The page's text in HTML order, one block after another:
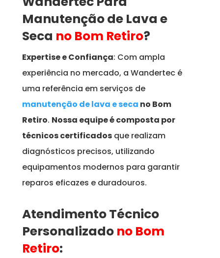
Manutenção de Lava e
Seca no Bom Retiro?
Expertise e Confiança: Com ampla
experiência no mercado, a Wandertec é
uma referência em serviços de
manutenção de lava e seca no Bom
Retiro. Nossa equipe é composta por
técnicos certificadosque realizam
diagnósticos precisos, utilizando
equipamentos modernos para garantir
reparos eficazes e duradouros.
Atendimento Técnico
Personalizado no Bom
Retiro: